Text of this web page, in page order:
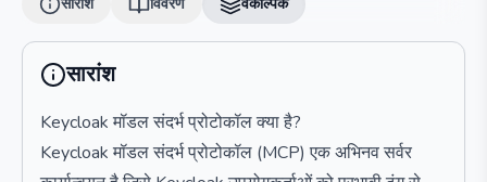
सारांश
Keycloak मॉडल संदर्भ प्रोटोकॉल क्या है?
Keycloak मॉडल संदर्भ प्रोटोकॉल (MCP) एक अभिनव सर्वर